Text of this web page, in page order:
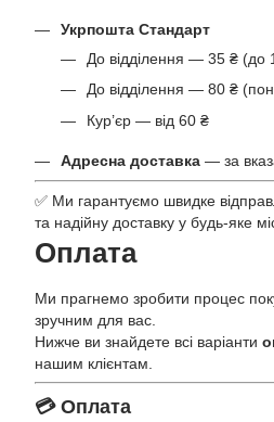
Укрпошта Стандарт
До відділення — 35 ₴ (до
До відділення — 80 ₴
Кур’єр — від 60 ₴
Адресна доставка — за
✅ Ми гарантуємо швидке
та надійну доставку у будь-яке
Оплата
Ми прагнемо зробити процес
зручним для вас.
Нижче ви знайдете всі варіанти
нашим клієнтам.
💳 Оплата